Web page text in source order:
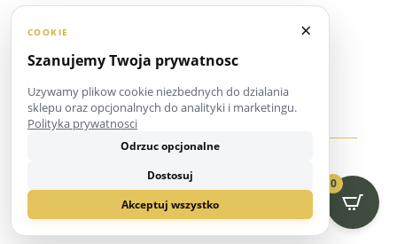
×
COOKIE
Szanujemy Twoja prywatnosc
Uzywamy plikow cookie niezbednych do dzialania
sklepu oraz opcjonalnych do analityki i marketingu.
Polityka prywatnosci
Odrzuc opcjonalne
Dostosuj
Akceptuj wszystko
0